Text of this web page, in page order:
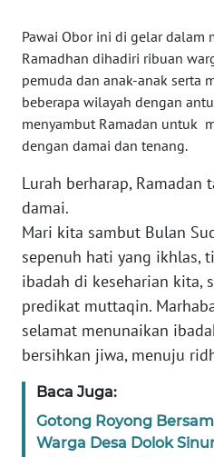
Pawai Obor ini di gelar dalam
Ramadhan dihadiri ribuan
pemuda dan anak-anak serta
beberapa wilayah dengan
menyambut Ramadan untuk
dengan damai dan tenang.
Lurah berharap,
damai.
Mari kita sambut Bulan
sepenuh hati yang ikhlas,
ibadah di keseharian kita,
predikat muttaqin.
selamat menunaikan
bersihkan jiwa, menuju
Baca Juga:
Gotong Royong
Warga Desa Dolok
WN
JATENG
NUSANTARA
JOGJA
WN
WN
BALI
WN
KALBAR
WN
KALTENG